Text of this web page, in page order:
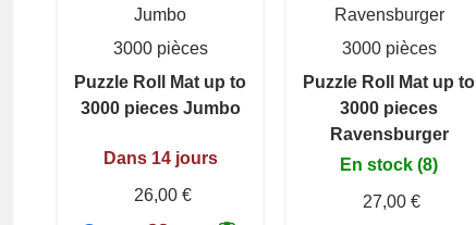
Jumbo
3000 pièces
Puzzle Roll Mat up to
3000 pieces Jumbo
Dans 14 jours
26,00 €
Ravensburger
3000 pièces
Puzzle Roll Mat up to
3000 pieces
Ravensburger
En stock (8)
27,00 €